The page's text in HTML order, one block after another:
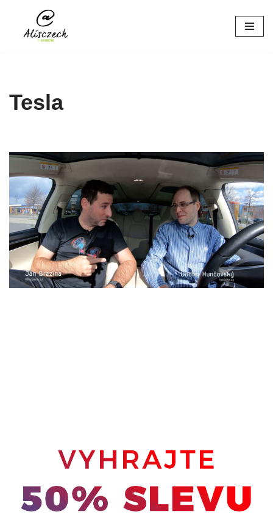
Přeskočit
Tesla